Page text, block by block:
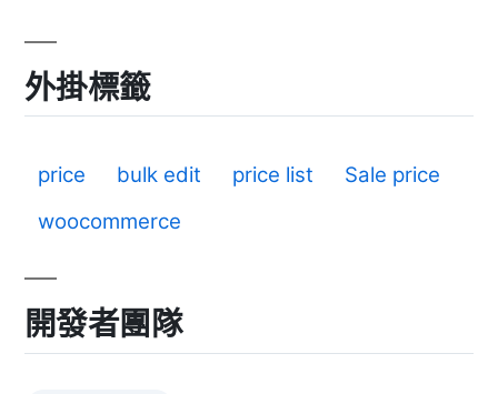
外掛標籤
price bulk edit price list
Sale price
woocommerce
開發者團隊